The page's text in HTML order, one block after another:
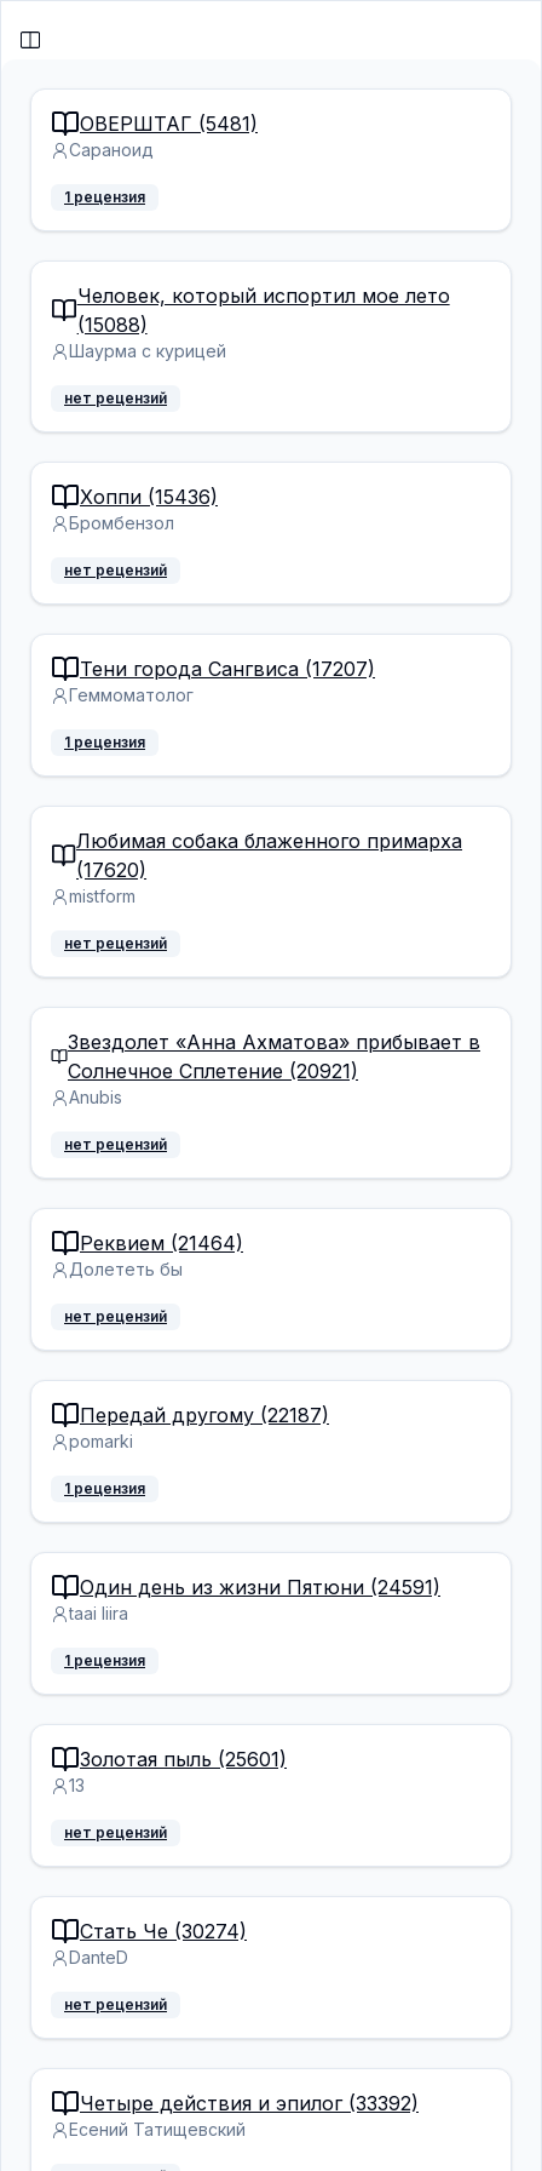
ОВЕРШТАГ (5481)
Сараноид
1 рецензия
Человек, который испортил мое лето
(15088)
Шаурма с курицей
нет рецензий
Хоппи (15436)
Бромбензол
нет рецензий
Тени города Сангвиса (17207)
Геммоматолог
1 рецензия
Любимая собака блаженного примарха
(17620)
mistform
нет рецензий
Звездолет «Анна Ахматова» прибывает в
Солнечное Сплетение (20921)
Anubis
нет рецензий
Реквием (21464)
Долететь бы
нет рецензий
Передай другому (22187)
pomarki
1 рецензия
Один день из жизни Пятюни (24591)
taai liira
1 рецензия
Золотая пыль (25601)
13
нет рецензий
Стать Че (30274)
DanteD
нет рецензий
Четыре действия и эпилог (33392)
Есений Татищевский